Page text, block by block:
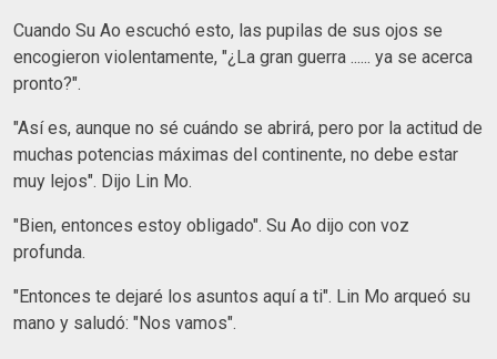
Cuando Su Ao escuchó esto, las pupilas de sus ojos se
encogieron violentamente, "¿La gran guerra ...... ya se acerca
pronto?".
"Así es, aunque no sé cuándo se abrirá, pero por la actitud de
muchas potencias máximas del continente, no debe estar
muy lejos". Dijo Lin Mo.
"Bien, entonces estoy obligado". Su Ao dijo con voz
profunda.
"Entonces te dejaré los asuntos aquí a ti". Lin Mo arqueó su
mano y saludó: "Nos vamos".